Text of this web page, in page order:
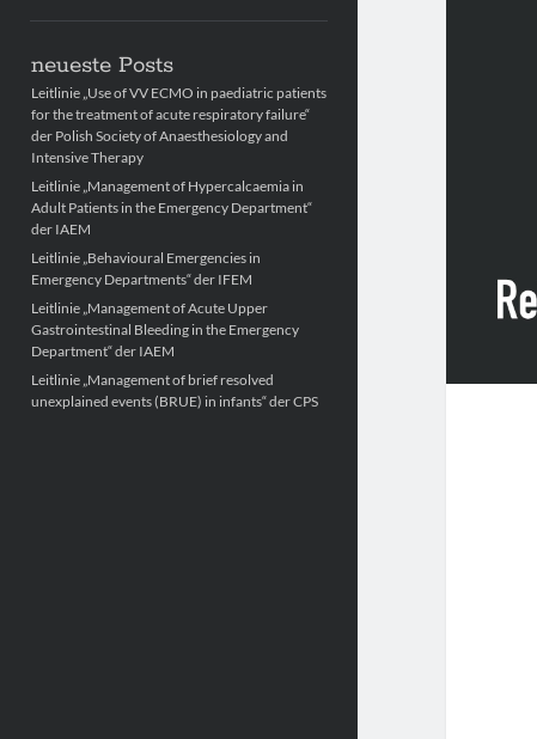
neueste Posts
Leitlinie „Use of VV ECMO in paediatric patients
for the treatment of acute respiratory failure“
der Polish Society of Anaesthesiology and
Intensive Therapy
Leitlinie „Management of Hypercalcaemia in
Adult Patients in the Emergency Department“
der IAEM
Leitlinie „Behavioural Emergencies in
Emergency Departments“ der IFEM
Leitlinie „Management of Acute Upper
Gastrointestinal Bleeding in the Emergency
Department“ der IAEM
Leitlinie „Management of brief resolved
unexplained events (BRUE) in infants“ der CPS